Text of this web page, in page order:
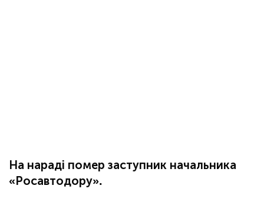
На нараді помер заступник начальника
«Росавтодору».